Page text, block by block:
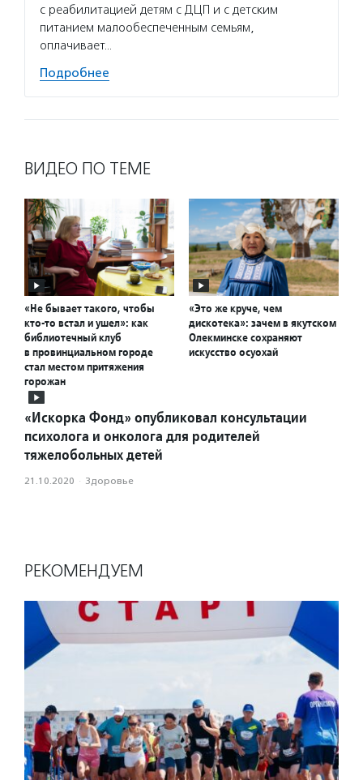
с реабилитацией детям с ДЦП и с детским
питанием малообеспеченным семьям,
оплачивает…
Подробнее
ВИДЕО ПО ТЕМЕ
«Не бывает такого, чтобы
кто-то встал и ушел»: как
библиотечный клуб
в провинциальном городе
стал местом притяжения
горожан
«Это же круче, чем
дискотека»: зачем в якутском
Олекминске сохраняют
искусство осуохай
«Искорка Фонд» опубликовал консультации
психолога и онколога для родителей
тяжелобольных детей
21.10.2020 · Здоровье
РЕКОМЕНДУЕМ